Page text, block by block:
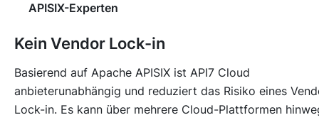
APISIX-Experten
Kein Vendor Lock-in
Basierend auf Apache APISIX ist API7 Cloud
anbieterunabhängig und reduziert das Risiko eines
Lock-in. Es kann über mehrere Cloud-Plattformen